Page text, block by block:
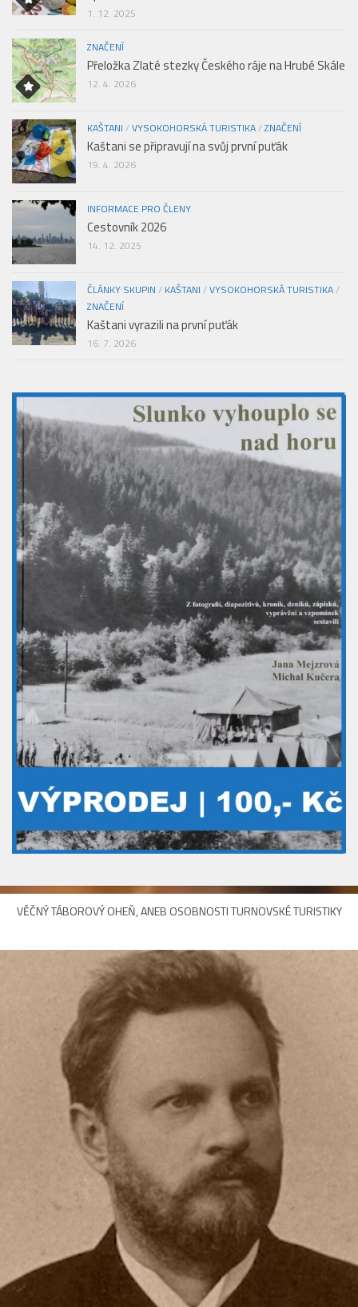
1. 12. 2025
ZNAČENÍ
Přeložka Zlaté stezky Českého ráje na Hrubé Skále
12. 4. 2026
KAŠTANI /VYSOKOHORSKÁ TURISTIKA/ZNAČENÍ
Kaštani se připravují na svůj první puťák
19. 4. 2026
INFORMACE PRO ČLENY
Cestovník 2026
14. 12. 2025
ČLÁNKY SKUPIN / KAŠTANI /VYSOKOHORSKÁ TURISTIKA/
ZNAČENÍ
Kaštani vyrazili na první puťák
16. 7. 2026
VĚČNÝ TÁBOROVÝ OHEŇ, ANEB OSOBNOSTI TURNOVSKÉ TURISTIKY